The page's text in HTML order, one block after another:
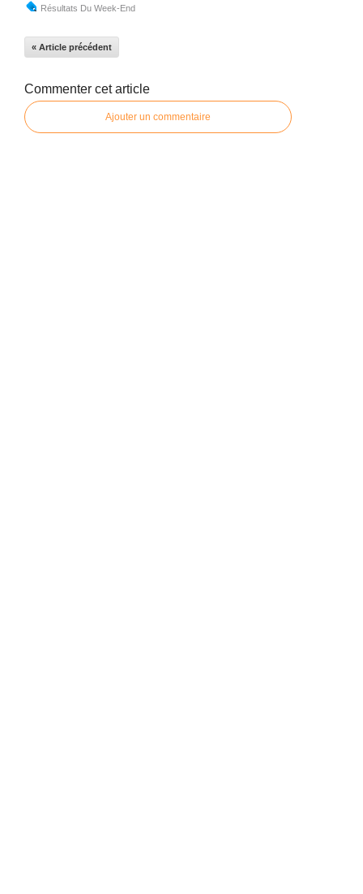
Résultats Du Week-End
« Article précédent
Commenter cet article
Ajouter un commentaire